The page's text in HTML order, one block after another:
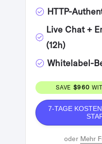
HTTP-
Live Chat +
(12h)
Whitelabel-
SAVE $960
7-TAGE
oder Mehr